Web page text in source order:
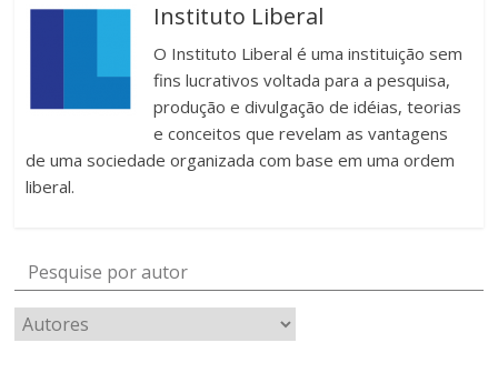
Instituto Liberal
O Instituto Liberal é uma instituição sem
fins lucrativos voltada para a pesquisa,
produção e divulgação de idéias, teorias
e conceitos que revelam as vantagens
de uma sociedade organizada com base em uma ordem
liberal.
Pesquise por autor